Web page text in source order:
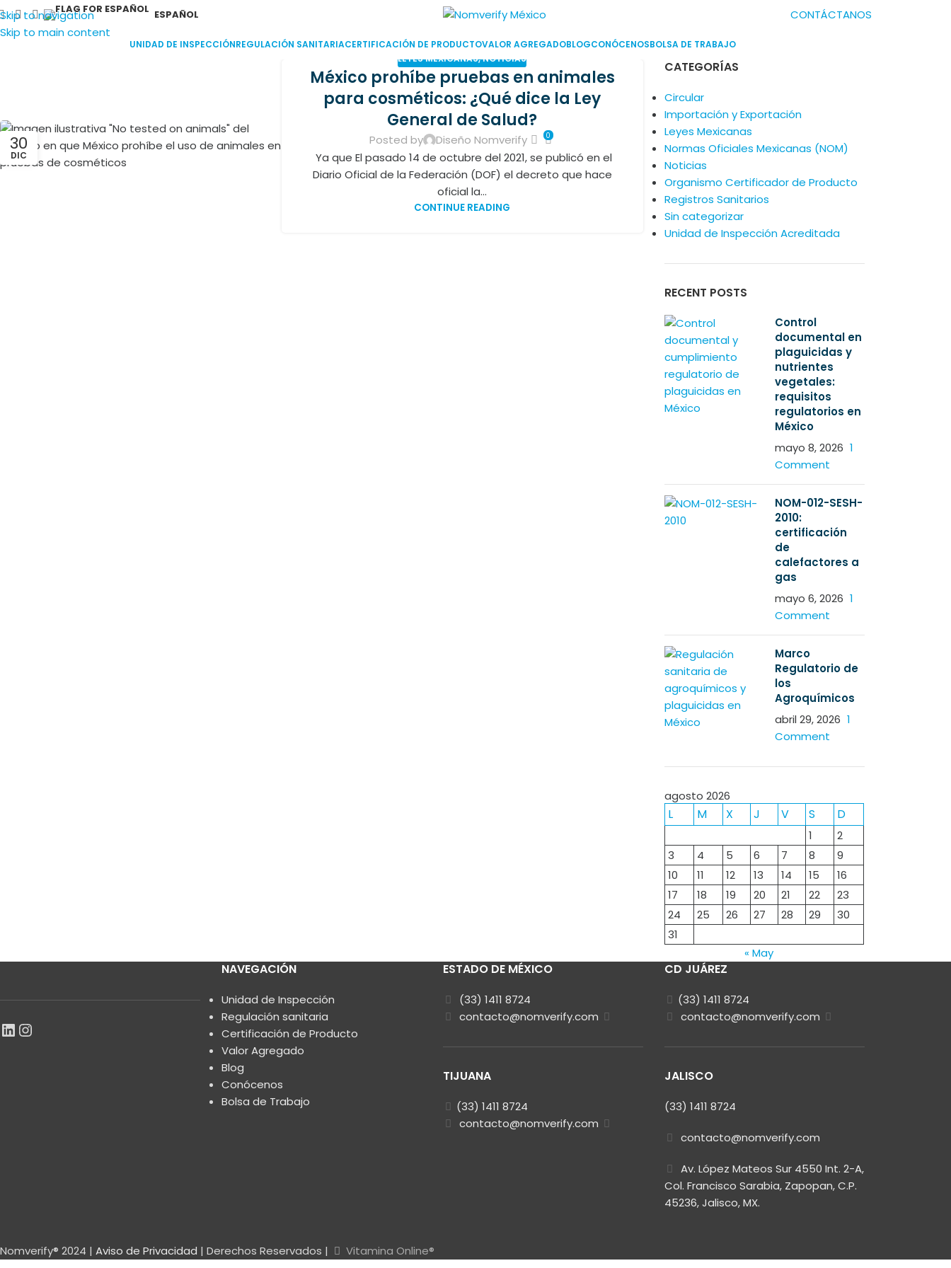
Skip to navigation
Skip to main content
ESPAÑOL CONTÁCTANOS
UNIDAD DE INSPECCIÓNREGULACIÓN SANITARIACERTIFICACIÓN DE PRODUCTOVALOR AGREGADOBLOGCONÓCENOSBOLSA DE TRABAJO
30
DIC
LEYES MEXICANAS,NOTICIAS
México prohíbe pruebas en animales
para cosméticos: ¿Qué dice la Ley
General de Salud?
Posted by Diseño Nomverify 0
Ya que El pasado 14 de octubre del 2021, se publicó en el
Diario Oficial de la Federación (DOF) el decreto que hace
oficial la...
CONTINUE READING
CATEGORÍAS
Circular
Importación y Exportación
Leyes Mexicanas
Normas Oficiales Mexicanas (NOM)
Noticias
Organismo Certificador de Producto
Registros Sanitarios
Sin categorizar
Unidad de Inspección Acreditada
RECENT POSTS
Control
documental en
plaguicidas y
nutrientes
vegetales:
requisitos
regulatorios en
México
mayo 8, 2026 1
Comment
NOM-012-SESH-
2010:
certificación
de
calefactores a
gas
mayo 6, 2026 1
Comment
Marco
Regulatorio de
los
Agroquímicos
abril 29, 2026 1
Comment
agosto 2026
L M X J V S D
1
2
3
4 5 6 7 8
9
10
11 12 13 14 15
16
17
18 19 20 21 22
23
24
25 26 27 28 29
30
31
« May
NAVEGACIÓN
Unidad de Inspección
Regulación sanitaria
Certificación de Producto
Valor Agregado
Blog
Conócenos
Bolsa de Trabajo
ESTADO DE MÉXICO
(33) 1411 8724
contacto@nomverify.com
TIJUANA
(33) 1411 8724
contacto@nomverify.com
CD JUÁREZ
(33) 1411 8724
contacto@nomverify.com
JALISCO
(33) 1411 8724
contacto@nomverify.com
Av. López Mateos Sur 4550 Int. 2-A,
Col. Francisco Sarabia, Zapopan, C.P.
45236, Jalisco, MX.
Nomverify® 2024 | Aviso de Privacidad | Derechos Reservados | Vitamina Online®